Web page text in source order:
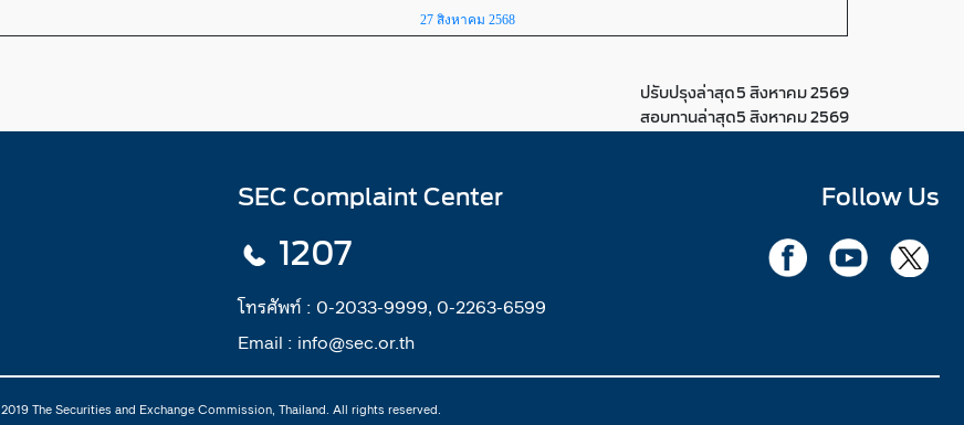
27 สิงหาคม 2568
ปรับปรุงล่าสุด5 สิงหาคม 2569
สอบทานล่าสุด5 สิงหาคม 2569
SEC Complaint Center
1207
โทรศัพท์ : 0-2033-9999, 0-2263-6599
Email : info@sec.or.th
Follow Us
2019 The Securities and Exchange Commission, Thailand. All rights reserved.